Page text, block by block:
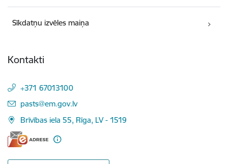
Sīkdatņu izvēles maiņa
Kontakti
+371 67013100
E-pasts:
pasts@em.gov.lv
Brīvības iela 55, Rīga, LV - 1519